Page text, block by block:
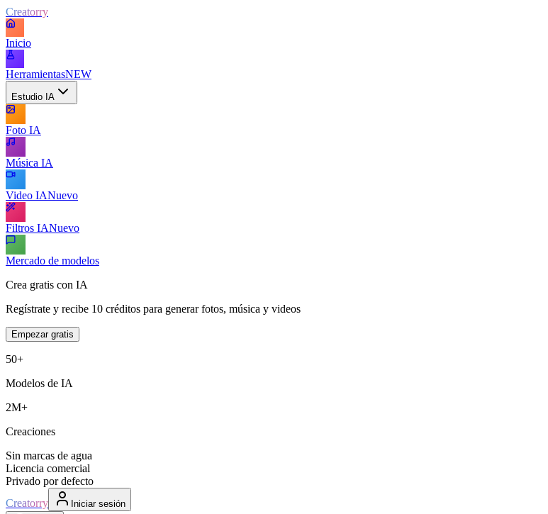
Creatorry
Inicio
HerramientasNEW
Estudio IA
Foto IA
Música IA
Video IANuevo
Filtros IANuevo
Mercado de modelos
Crea gratis con IA
Regístrate y recibe 10 créditos para generar fotos, música y videos
Empezar gratis
50+
Modelos de IA
2M+
Creaciones
Sin marcas de agua
Licencia comercial
Privado por defecto
Creatorry
Iniciar sesión